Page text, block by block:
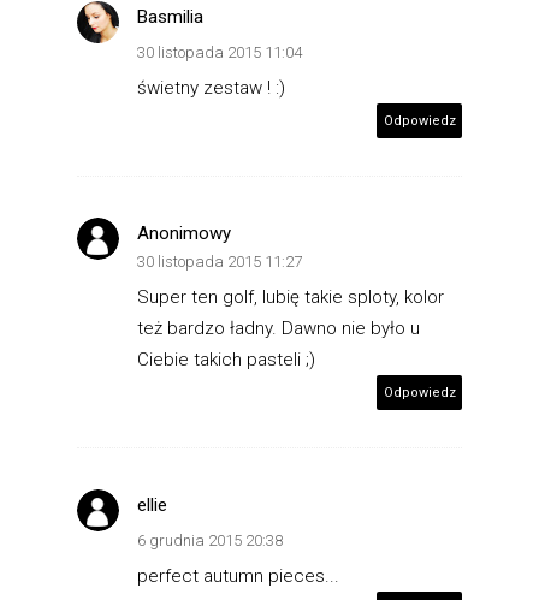
Basmilia
30 listopada 2015 11:04
świetny zestaw ! :)
Odpowiedz
Anonimowy
30 listopada 2015 11:27
Super ten golf, lubię takie sploty, kolor
też bardzo ładny. Dawno nie było u
Ciebie takich pasteli ;)
Odpowiedz
ellie
6 grudnia 2015 20:38
perfect autumn pieces...